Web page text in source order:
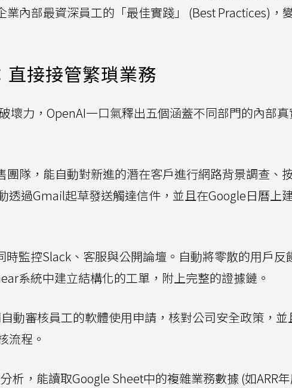
業內部最資深員工的「最佳實踐」 (Best Practices)，
直接接管繁瑣業務
壞力，OpenAI一口氣釋出五個涵蓋不同部門的內部
團隊，能自動對新進的潛在客戶進行網路背景調查、
透過Gmail起草發送觸達信件，並且在Google日曆上
時監控Slack、客服與公開論壇。自動將零散的用戶反
系統中建立結構化的工單，附上完整的證據鏈。
動審核員工的軟體使用申請，核對公司安全政策，並
流程。
析，能讀取Google Sheet中的複雜業務數據 (如ARR